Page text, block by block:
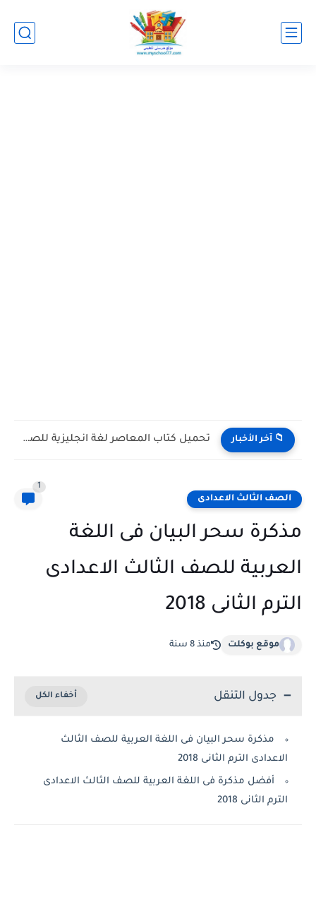
📁 آخر الأخبار تنزيل كتاب الأضواء في تأسيس النحو للبكالوريا PDF أسلوب...
الصف الثالث الاعدادى
1
مذكرة سحر البيان فى اللغة
العربية للصف الثالث الاعدادى
الترم الثانى 2018
موقع بوكلت منذ 8 سنة
جدول التنقل
مذكرة سحر البيان فى اللغة العربية للصف الثالث
الاعدادى الترم الثانى 2018
أفضل مذكرة فى اللغة العربية للصف الثالث الاعدادى
الترم الثانى 2018